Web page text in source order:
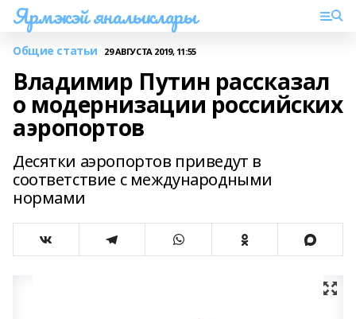
Ярмэкэй яналыклары
Общие статьи 29 АВГУСТА 2019, 11:55
Владимир Путин рассказал
о модернизации российских
аэропортов
Десятки аэропортов приведут в
соответствие с международными
нормами